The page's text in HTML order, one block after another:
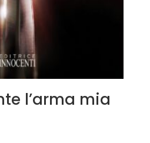
l’arma mia